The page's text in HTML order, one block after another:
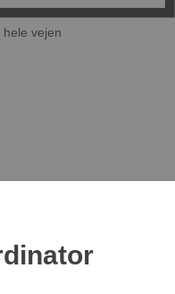
vejen​